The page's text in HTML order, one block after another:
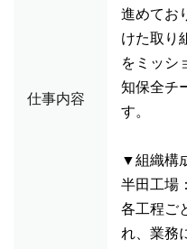
仕事内容
進めてお
けた取り
をミッシ
知保全チ
す。
▼組織構
半田工場
各工程ご
れ、業務